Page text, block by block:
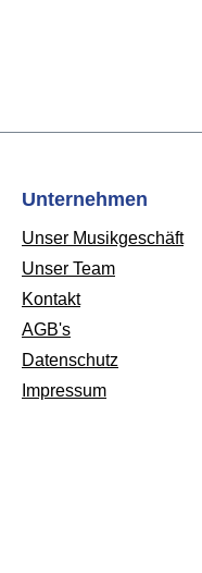
Unternehmen
Unser Musikgeschäft
Unser Team
Kontakt
AGB's
Datenschutz
Impressum